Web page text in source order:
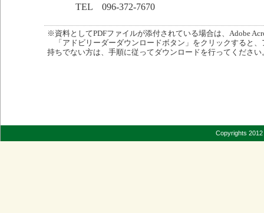
TEL 096-372-7670
※資料としてPDFファイルが添付されている場合は、Adobe
「アドビリーダーダウンロードボタン」をクリックすると
持ちでない方は、手順に従ってダウンロードを行ってください
Copyrights